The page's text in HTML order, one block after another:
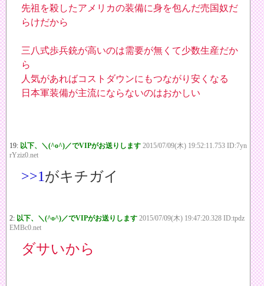
先祖を殺したアメリカの装備に身を包んだ売国奴だ
らけだから
三八式歩兵銃が高いのは需要が無くて少数生産だか
ら
人気があればコストダウンにもつながり安くなる
日本軍装備が主流にならないのはおかしい
19: 以下、＼(^o^)／でVIPがお送りします 2015/07/09(木) 19:52:11.753 ID:7yn
rYziz0.net
>>1がキチガイ
2: 以下、＼(^o^)／でVIPがお送りします 2015/07/09(木) 19:47:20.328 ID:tpdz
EMBc0.net
ダサいから